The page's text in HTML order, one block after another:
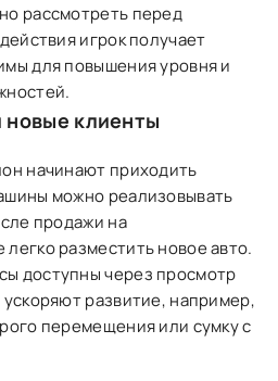
рассмотреть перед
игрок получает
для повышения уровня и
клиенты
начинают приходить
можно реализовывать
продажи на
разместить новое авто.
доступны через просмотр
развитие, например,
перемещения или сумку с